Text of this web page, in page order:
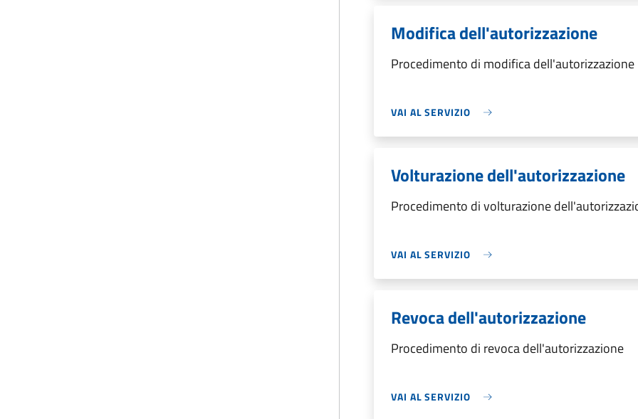
Modifica dell'autorizzazione
Procedimento di modifica dell'autorizzazione
VAI AL SERVIZIO
Volturazione dell'autorizzazione
Procedimento di volturazione
VAI AL SERVIZIO
Revoca dell'autorizzazione
Procedimento di revoca dell'autorizzazione
VAI AL SERVIZIO